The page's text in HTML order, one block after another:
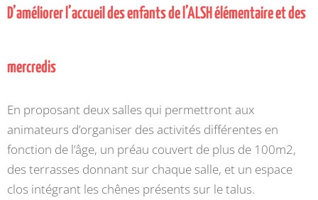
D’améliorer l’accueil des enfants de l’ALSH élémentaire et des
mercredis
En proposant deux salles qui permettront aux
animateurs d’organiser des activités différentes en
fonction de l’âge, un préau couvert de plus de 100m2,
des terrasses donnant sur chaque salle, et un espace
clos intégrant les chênes présents sur le talus.